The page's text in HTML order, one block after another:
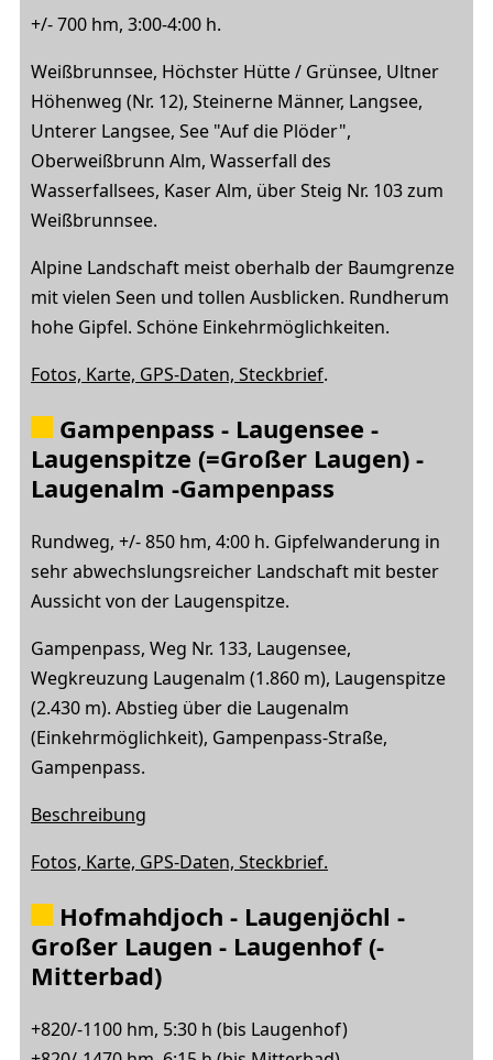
+/- 700 hm, 3:00-4:00 h.
Weißbrunnsee, Höchster Hütte / Grünsee, Ultner
Höhenweg (Nr. 12), Steinerne Männer, Langsee,
Unterer Langsee, See "Auf die Plöder",
Oberweißbrunn Alm, Wasserfall des
Wasserfallsees, Kaser Alm, über Steig Nr. 103 zum
Weißbrunnsee.
Alpine Landschaft meist oberhalb der Baumgrenze
mit vielen Seen und tollen Ausblicken. Rundherum
hohe Gipfel. Schöne Einkehrmöglichkeiten.
Fotos, Karte, GPS-Daten, Steckbrief.
Gampenpass - Laugensee -
Laugenspitze (=Großer Laugen) -
Laugenalm -Gampenpass
Rundweg, +/- 850 hm, 4:00 h. Gipfelwanderung in
sehr abwechslungsreicher Landschaft mit bester
Aussicht von der Laugenspitze.
Gampenpass, Weg Nr. 133, Laugensee,
Wegkreuzung Laugenalm (1.860 m), Laugenspitze
(2.430 m). Abstieg über die Laugenalm
(Einkehrmöglichkeit), Gampenpass-Straße,
Gampenpass.
Beschreibung
Fotos, Karte, GPS-Daten, Steckbrief.
Hofmahdjoch - Laugenjöchl -
Großer Laugen - Laugenhof (-
Mitterbad)
+820/-1100 hm, 5:30 h (bis Laugenhof)